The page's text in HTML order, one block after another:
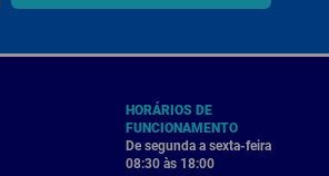
HORÁRIOS DE
FUNCIONAMENTO
De segunda a sexta-feira
08:30 às 18:00